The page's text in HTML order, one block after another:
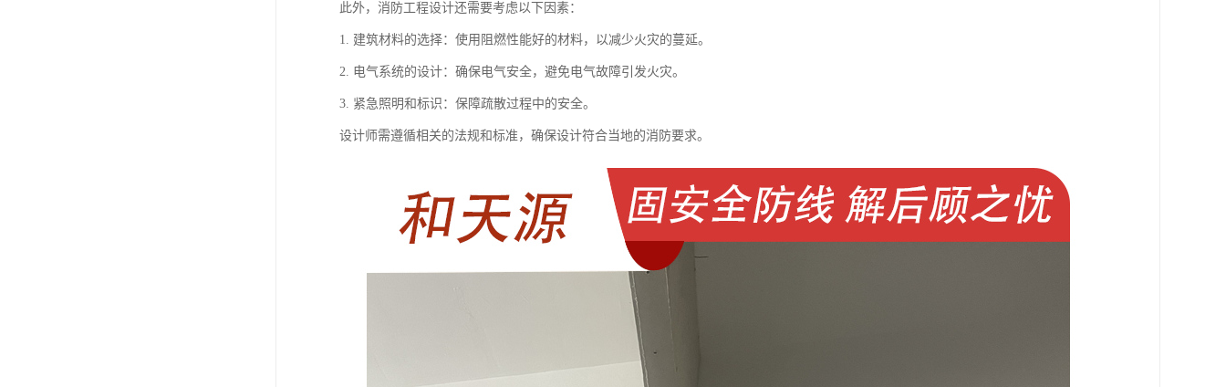
此外，消防工程设计还需要考虑以下因素：
1. 建筑材料的选择：使用阻燃性能好的材料，以减少火灾的蔓延。
2. 电气系统的设计：确保电气安全，避免电气故障引发火灾。
3. 紧急照明和标识：保障疏散过程中的安全。
设计师需遵循相关的法规和标准，确保设计符合当地的消防要求。